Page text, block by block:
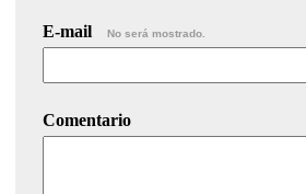
E-mail No será mostrado.
Comentario